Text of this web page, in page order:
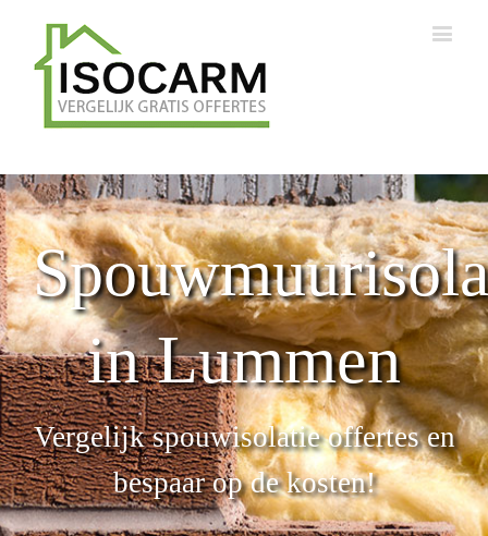
in Lummen
Vergelijk spouwisolatie offertes en
bespaar op de kosten!